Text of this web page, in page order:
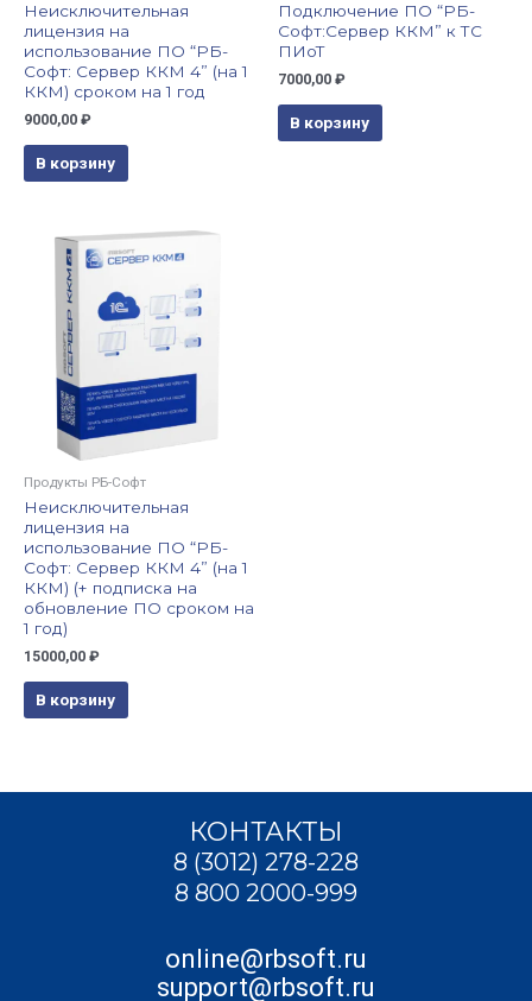
Неисключительная
лицензия на
использование ПО “РБ-
Софт: Сервер ККМ 4” (на 1
ККМ) сроком на 1 год
9000,00 ₽
В корзину
Подключение ПО “РБ-
Софт:Сервер ККМ” к ТС
ПИоТ
7000,00 ₽
В корзину
Продукты РБ-Софт
Неисключительная
лицензия на
использование ПО “РБ-
Софт: Сервер ККМ 4” (на 1
ККМ) (+ подписка на
обновление ПО сроком на
1 год)
15000,00 ₽
В корзину
КОНТАКТЫ
8 (3012) 278-228
8 800 2000-999
online@rbsoft.ru
support@rbsoft.ru